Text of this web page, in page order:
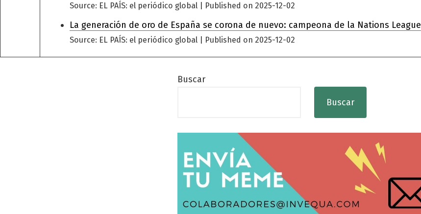
Source: EL PAÍS: el periódico global Published on 2025-12-02
La generación de oro de España se corona de nuevo: campeona de la Nations League
Source: EL PAÍS: el periódico global Published on 2025-12-02
Buscar
Buscar